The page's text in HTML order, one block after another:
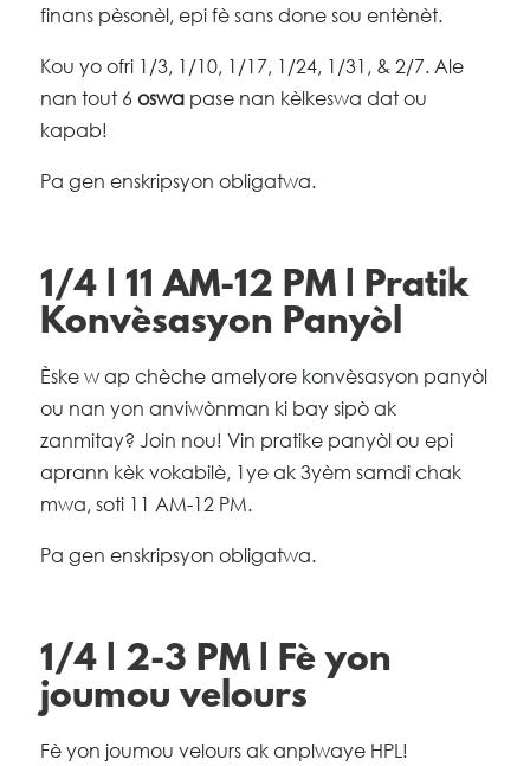
finans pèsonèl, epi fè sans done sou entènèt.
Kou yo ofri 1/3, 1/10, 1/17, 1/24, 1/31, & 2/7. Ale
nan tout 6 oswapase nan kèlkeswa dat ou
kapab!
Pa gen enskripsyon obligatwa.
1/4 | 11 AM-12 PM | Pratik
Konvèsasyon Panyòl
Èske w ap chèche amelyore konvèsasyon panyòl
ou nan yon anviwònman ki bay sipò ak
zanmitay? Join nou! Vin pratike panyòl ou epi
aprann kèk vokabilè, 1ye ak 3yèm samdi chak
mwa, soti 11 AM-12 PM.
Pa gen enskripsyon obligatwa.
1/4 | 2-3 PM | Fè yon
joumou velours
Fè yon joumou velours ak anplwaye HPL!